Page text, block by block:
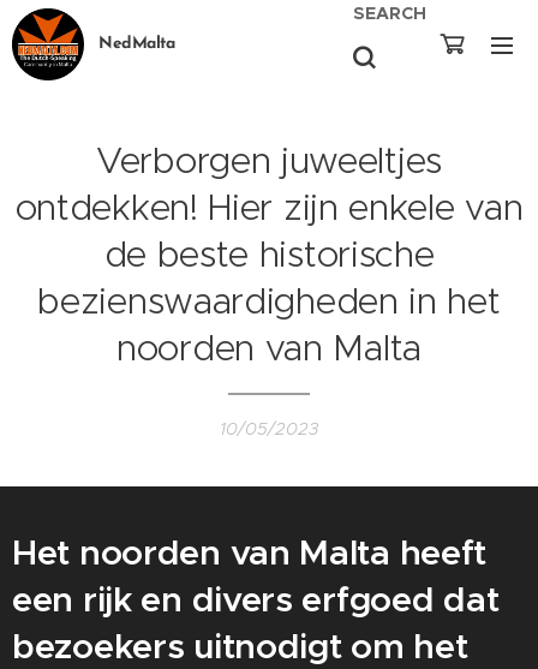
NedMalta
SEARCH
Verborgen juweeltjes
ontdekken! Hier zijn enkele van
de beste historische
bezienswaardigheden in het
noorden van Malta
10/05/2023
Het noorden van Malta heeft
een rijk en divers erfgoed dat
bezoekers uitnodigt om het